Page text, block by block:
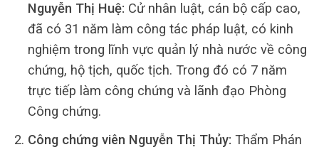
Nguyễn Thị Huệ: Cử nhân luật, cán bộ cấp cao,
đã có 31 năm làm công tác pháp luật, có kinh
nghiệm trong lĩnh vực quản lý nhà nước về công
chứng, hộ tịch, quốc tịch. Trong đó có 7 năm
trực tiếp làm công chứng và lãnh đạo Phòng
Công chứng.
Công chứng viên Nguyễn Thị Thủy: Thẩm Phán